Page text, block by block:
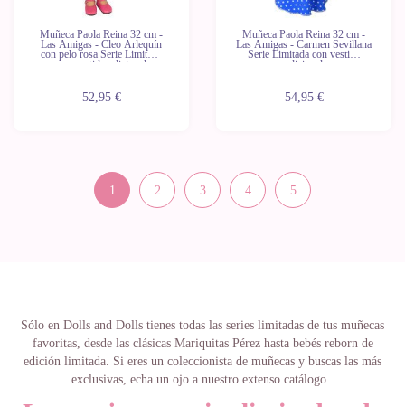
Muñeca Paola Reina 32 cm -
Las Amigas - Cleo Arlequín
con pelo rosa Serie Limitada
con vestido adicional
52,95 €
Muñeca Paola Reina 32 cm -
Las Amigas - Carmen Sevillana
Serie Limitada con vestido
adicional
54,95 €
1 2 3 4 5
Sólo en Dolls and Dolls tienes todas las series limitadas de tus muñecas
favoritas, desde las clásicas Mariquitas Pérez hasta bebés reborn de
edición limitada. Si eres un coleccionista de muñecas y buscas las más
exclusivas, echa un ojo a nuestro extenso catálogo.